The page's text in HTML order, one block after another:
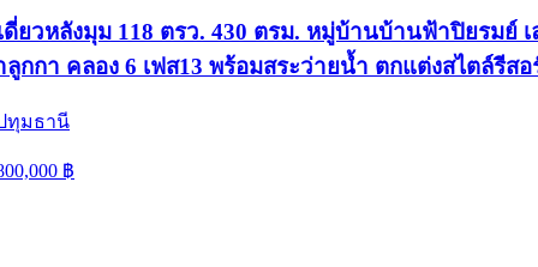
ยวหลังมุม 118 ตรว. 430 ตรม. หมู่บ้านบ้านฟ้าปิยรมย์
ลูกกา คลอง 6 เฟส13 พร้อมสระว่ายน้ำ ตกแต่งสไตล์รีสอ
ทุมธานี
฿